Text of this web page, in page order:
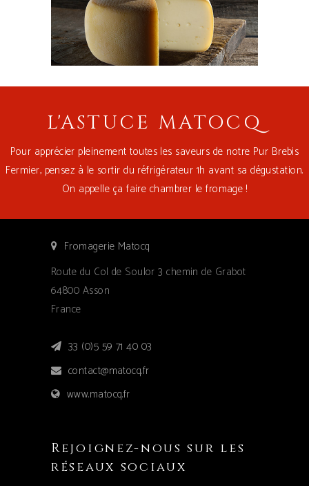
L'ASTUCE MATOCQ
Pour apprécier pleinement toutes les saveurs de notre Pur Brebis
Fermier, pensez à le sortir du réfrigérateur 1h avant sa dégustation.
On appelle ça faire chambrer le fromage !
Fromagerie Matocq
Route du Col de Soulor 3 chemin de Grabot
64800 Asson
France
33 (0)5 59 71 40 03
contact@matocq.fr
www.matocq.fr
Rejoignez-nous sur les
réseaux sociaux